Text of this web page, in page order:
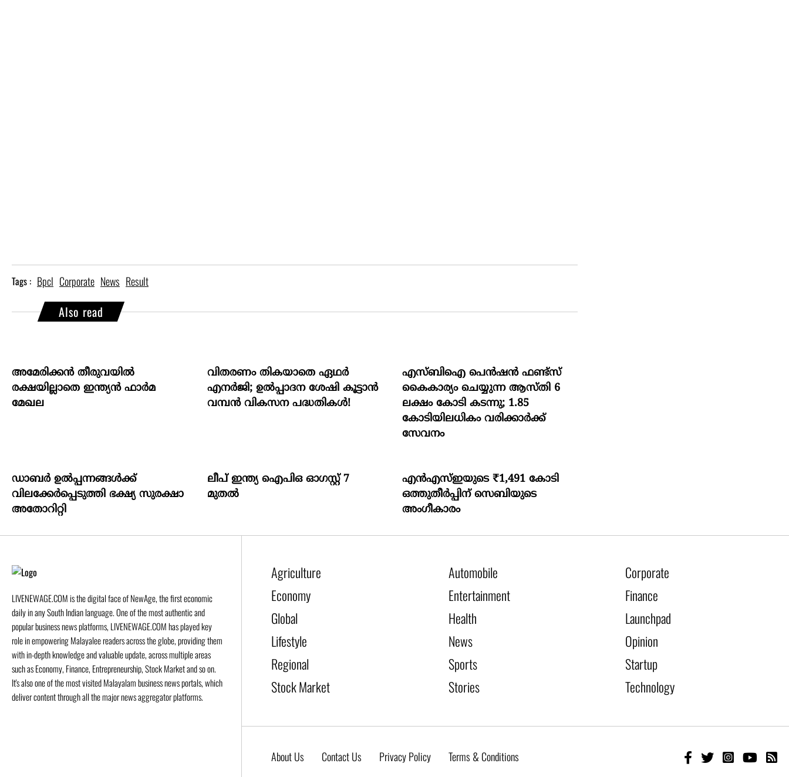
Tags : Bpcl Corporate News Result
Also read
അമേരിക്കന്‍ തീരുവയില്‍
രക്ഷയില്ലാതെ ഇന്ത്യന്‍ ഫാര്‍മ
മേഖല
വിതരണം തികയാതെ ഏഥർ
എനർജി; ഉൽപ്പാദന ശേഷി കൂട്ടാൻ
വമ്പൻ വികസന പദ്ധതികൾ!
എസ്ബിഐ പെൻഷൻ ഫണ്ട്സ്
കൈകാര്യം ചെയ്യുന്ന ആസ്തി 6
ലക്ഷം കോടി കടന്നു; 1.85
കോടിയിലധികം വരിക്കാർക്ക്
സേവനം
ഡാബർ ഉൽപ്പന്നങ്ങൾക്ക്
വിലക്കേർപ്പെടുത്തി ഭക്ഷ്യ സുരക്ഷാ
അതോറിറ്റി
ലീപ്‌ ഇന്ത്യ ഐപിഒ ഓഗസ്റ്റ്‌ 7
മുതല്‍
എൻഎസ്ഇയുടെ ₹1,491 കോടി
ഒത്തുതീർപ്പിന് സെബിയുടെ
അംഗീകാരം
LIVENEWAGE.COM is the digital face of NewAge, the first economic
daily in any South Indian language. One of the most authentic and
popular business news platforms, LIVENEWAGE.COM has played key
role in empowering Malayalee readers across the globe, providing them
with in-depth knowledge and valuable update, across multiple areas
such as Economy, Finance, Entrepreneurship, Stock Market and so on.
It's also one of the most visited Malayalam business news portals, which
deliver content through all the major news aggregator platforms.
Agriculture Automobile
Corporate
Economy
Entertainment
Finance
Global
Health
Launchpad
Lifestyle
News
Opinion
Regional
Sports
Startup
Stock Market
Stories Technology
About Us Contact Us Privacy Policy Terms & Conditions